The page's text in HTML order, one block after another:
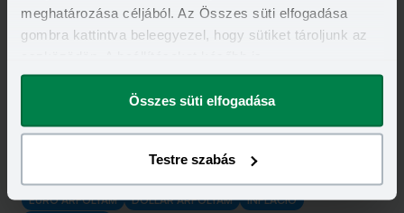
meghatározása céljából. Az Összes süti elfogadása
gombra kattintva beleegyezel, hogy sütiket tároljunk az
megváltoztathatod.
Összes süti elfogadása
Testre szabás
Kapcsolódó címkék
EURO ÁRFOLYAM DOLLÁR ÁRFOLYAM
INFLÁCIÓ